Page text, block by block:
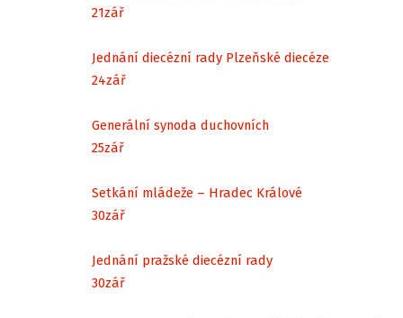
21zář
Jednání diecézní rady Plzeňské diecéze
24zář
Generální synoda duchovních
25zář
Setkání mládeže – Hradec Králové
30zář
Jednání pražské diecézní rady
30zář